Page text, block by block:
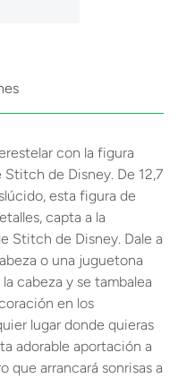
con la figura
de Disney. De 12,7
esta figura de
capta a la
Stitch de Disney. Dale a
o una juguetona
cabeza y se tambalea
en los
lugar donde quieras
adorable aportación a
que arrancará sonrisas a